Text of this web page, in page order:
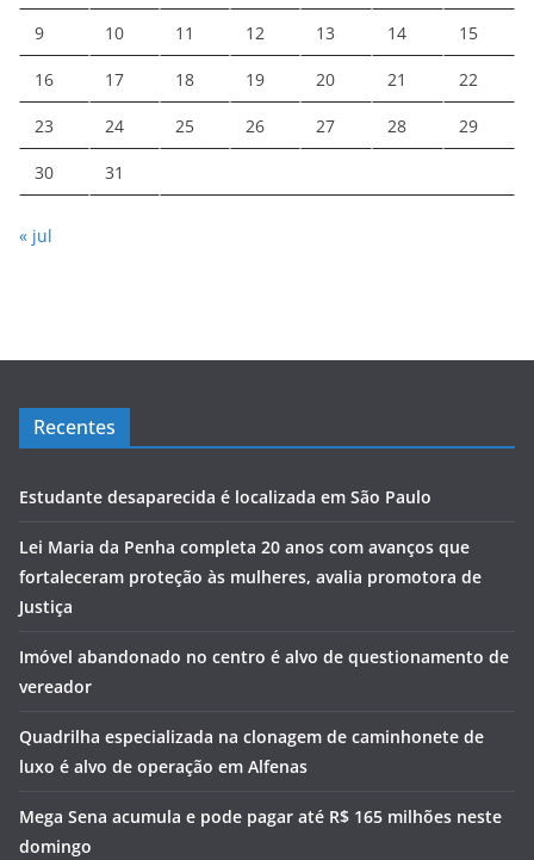
9 10 11 12 13 14 15
16 17 18 19 20 21 22
23 24 25 26 27 28 29
30 31
« jul
Recentes
Estudante desaparecida é localizada em São Paulo
Lei Maria da Penha completa 20 anos com avanços que
fortaleceram proteção às mulheres, avalia promotora de
Justiça
Imóvel abandonado no centro é alvo de questionamento de
vereador
Quadrilha especializada na clonagem de caminhonete de
luxo é alvo de operação em Alfenas
Mega Sena acumula e pode pagar até R$ 165 milhões neste
domingo